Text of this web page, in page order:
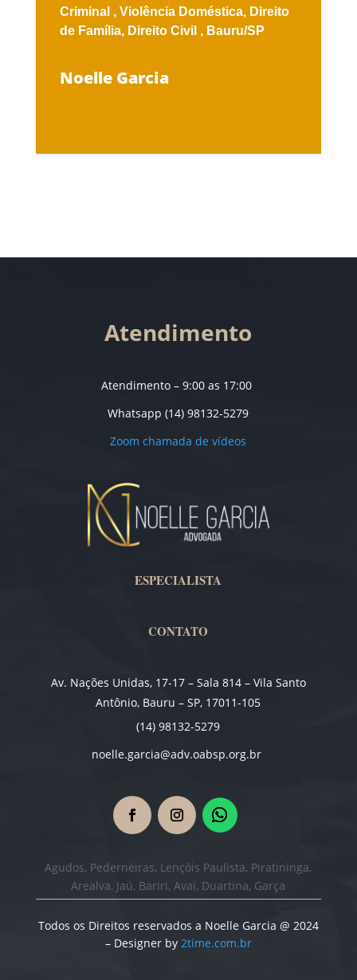
Criminal , Violência Doméstica, Direito
de Família, Direito Civil , Bauru/SP
Noelle Garcia
Atendimento
Atendimento – 9:00 as 17:00
Whatsapp (14) 98132-5279
Zoom chamada de vídeos
ESPECIALISTA
CONTATO
Av. Nações Unidas, 17-17 – Sala 814 – Vila Santo
Antônio, Bauru – SP, 17011-105
(14) 98132-5279
noelle.garcia@adv.oabsp.org.br
Agudos, Pederneiras, Lençóis Paulista, Piratininga,
Arealva, Jaú, Bariri, Avaí, Duartina, Garça
Todos os Direitos reservados a Noelle Garcia @ 2024
– Designer by 2time.com.br